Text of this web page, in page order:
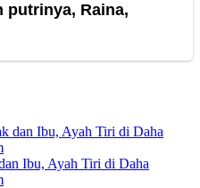
Ibu, Ayah Tiri di Daha